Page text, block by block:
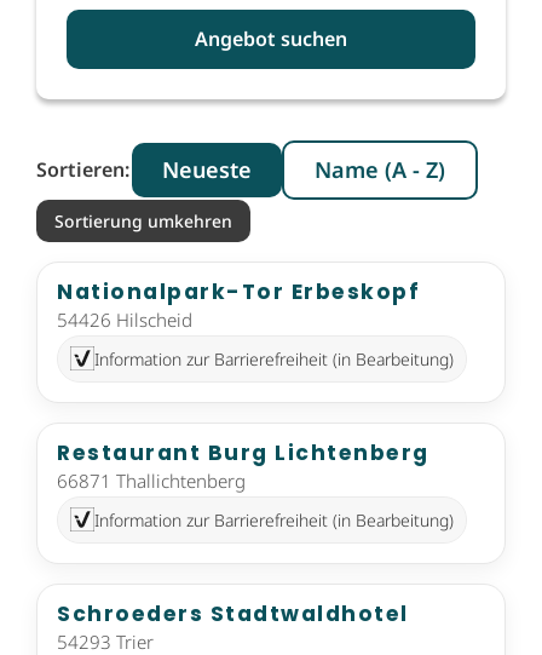
Angebot suchen
Sortieren: Neueste Name (A - Z)
Sortierung umkehren
Nationalpark-Tor Erbeskopf
54426 Hilscheid
Information zur Barrierefreiheit (in Bearbeitung)
Restaurant Burg Lichtenberg
66871 Thallichtenberg
Information zur Barrierefreiheit (in Bearbeitung)
Schroeders Stadtwaldhotel
54293 Trier